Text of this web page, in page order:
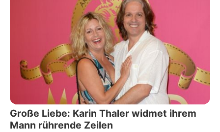
Große Liebe: Karin Thaler widmet ihrem
Mann rührende Zeilen